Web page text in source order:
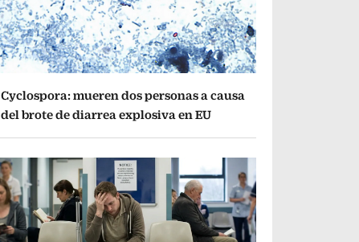
Cyclospora: mueren dos personas a causa
del brote de diarrea explosiva en EU